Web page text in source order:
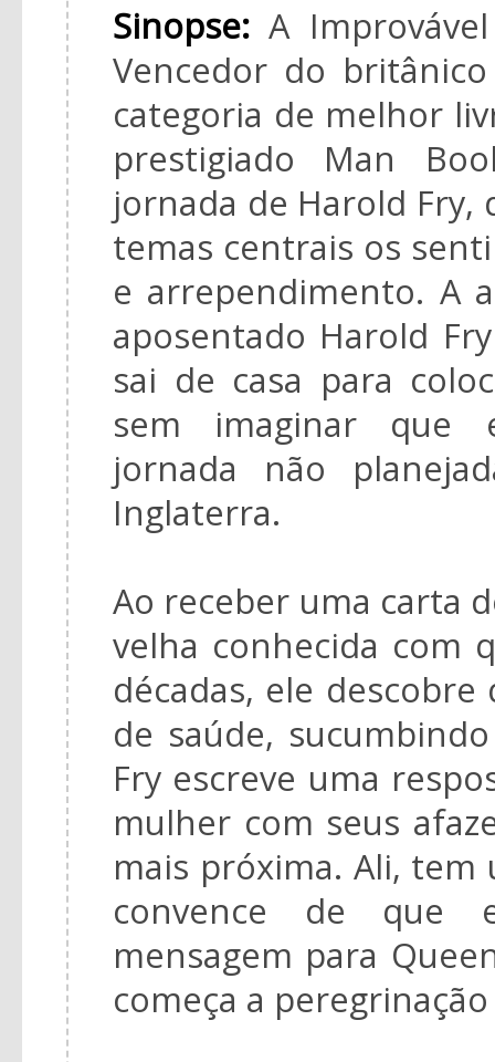
Sinopse: A
Vencedor do
categoria de melhor
prestigiado Man
jornada de Harold Fry,
temas centrais os
e arrependimento. A
aposentado Harold
sai de casa para
sem imaginar que
jornada não
Inglaterra.
Ao receber uma carta
velha conhecida com
décadas, ele
de saúde,
Fry escreve uma
mulher com seus
mais próxima. Ali,
convence de que
mensagem para
começa a